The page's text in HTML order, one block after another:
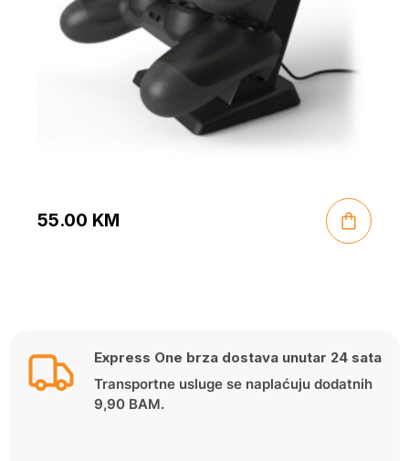
55.00 KM
Express One brza dostava unutar 24 sata
Transportne usluge se naplaćuju dodatnih
9,90 BAM.